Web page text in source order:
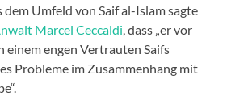
dem Umfeld von Saif al-Islam sagte
Marcel Ceccaldi , dass „er vor
einem engen Vertrauten Saifs
Probleme im Zusammenhang mit